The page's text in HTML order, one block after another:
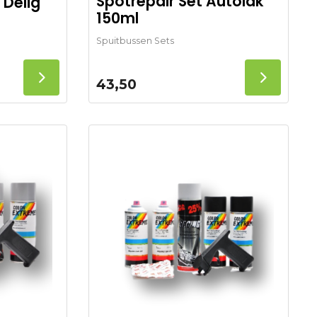
150ml
Spuitbussen Sets
43,50